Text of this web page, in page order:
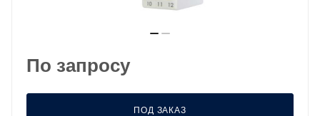
По запросу
ПОД ЗАКАЗ